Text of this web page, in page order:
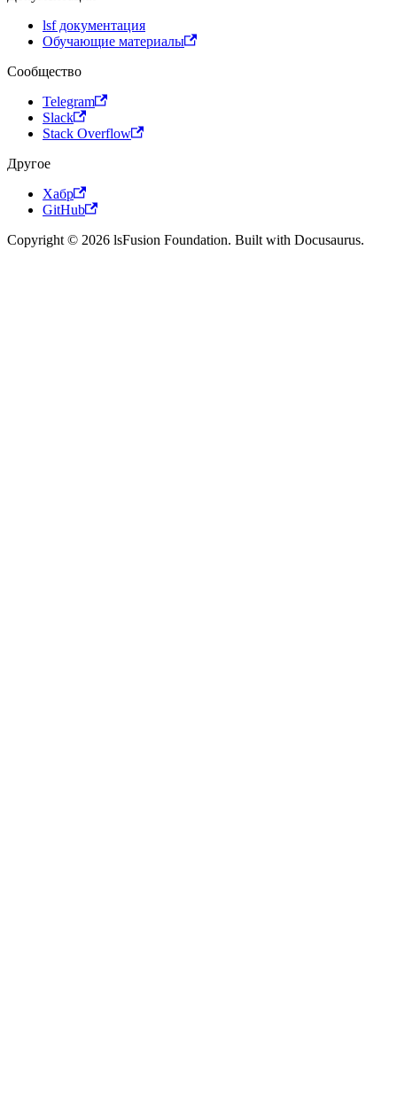
lsf документация
Обучающие материалы
Сообщество
Telegram
Slack
Stack Overflow
Другое
Хабр
GitHub
Copyright © 2026 lsFusion Foundation. Built with Docusaurus.